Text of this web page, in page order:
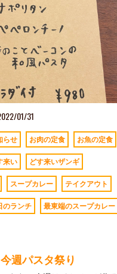
01/31
らせ お肉の定食 お魚の定食
来い どす来いザンギ
スープカレー テイクアウト
のランチ 最東端のスープカレー
週パスタ祭り